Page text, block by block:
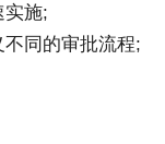
实施;
同的审批流程;